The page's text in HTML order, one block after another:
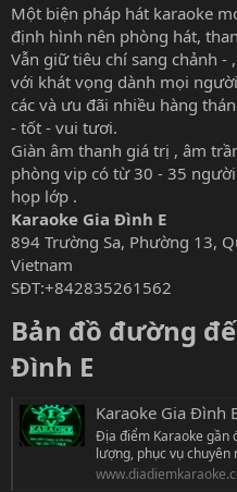
Một biện pháp hát karaoke
định hình nên phòng hát,
Vẫn giữ tiêu chí sang chảnh -
với khát vọng dành mọi
các và ưu đãi nhiều hàng
- tốt - vui tươi.
Giàn âm thanh giá trị , âm
phòng vip có từ 30 - 35
họp lớp .
Karaoke Gia Đình E
894 Trường Sa, Phường 13,
Vietnam
SĐT:+842835261562
Bản đồ đường
Đình E​
Karaoke Gia Đình
Địa điểm Karaoke gần
lượng, phục vụ chuyên